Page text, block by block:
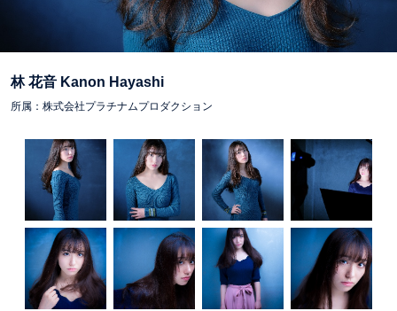
林 花音 Kanon Hayashi
所属：株式会社プラチナムプロダクション